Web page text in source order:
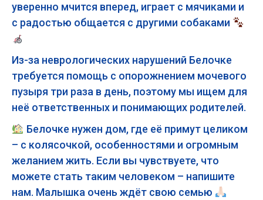
уверенно мчится вперед, играет с мячиками и
с радостью общается с другими собаками
Из-за неврологических нарушений Белочке
требуется помощь с опорожнением мочевого
пузыря три раза в день, поэтому мы ищем для
неё ответственных и понимающих родителей.
Белочке нужен дом, где её примут целиком
– с колясочкой, особенностями и огромным
желанием жить. Если вы чувствуете, что
можете стать таким человеком – напишите
нам. Малышка очень ждёт свою семью